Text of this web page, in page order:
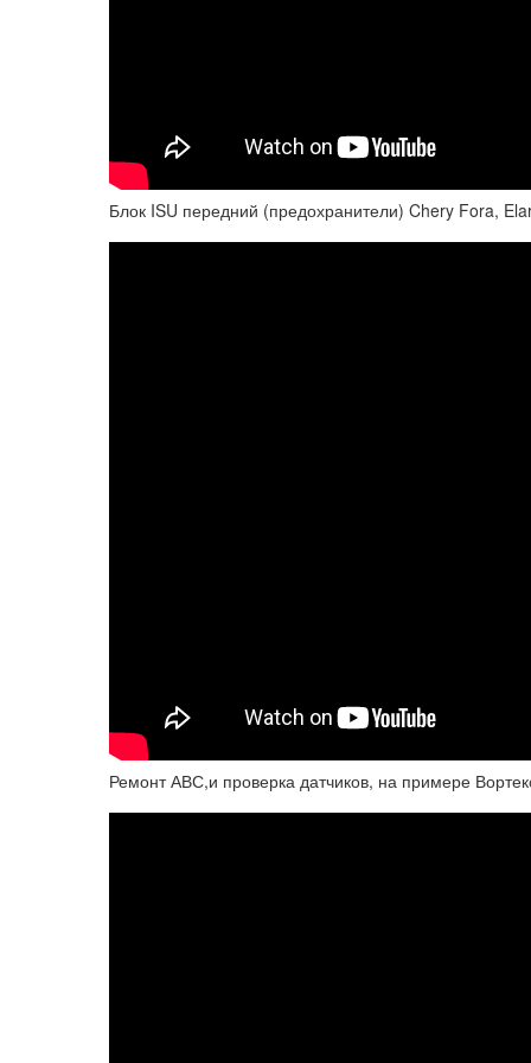
Блок ISU передний (предохранители) Chery Fora,
Ремонт АВС,и проверка датчиков, на примере